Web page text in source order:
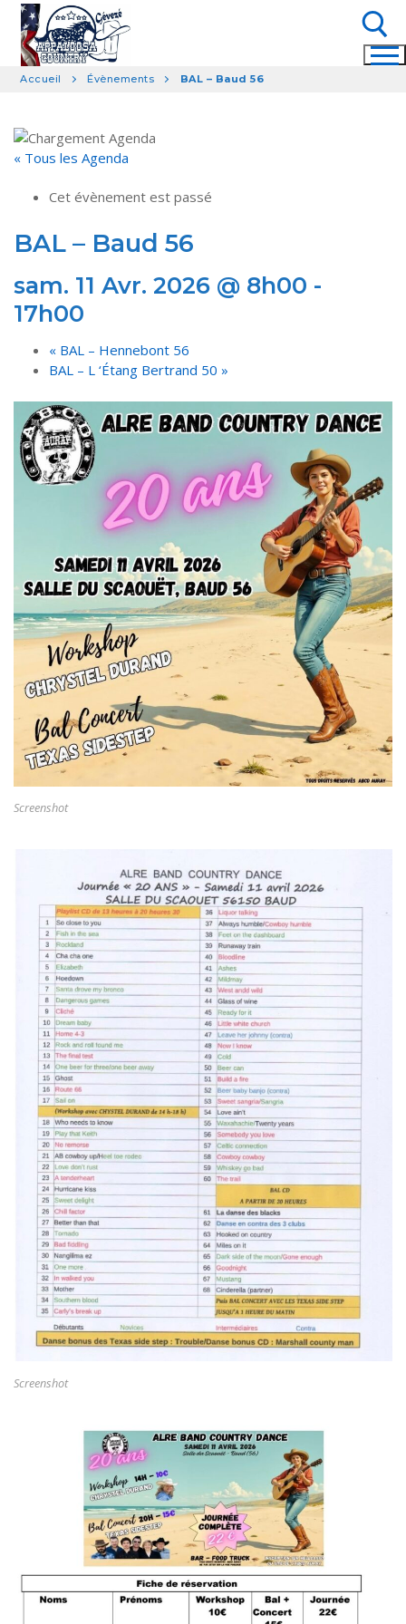
Aller
contenu
Accueil Évènements BAL – Baud 56
« Tous les Agenda
Cet évènement est passé
BAL – Baud 56
sam. 11 Avr. 2026 @ 8h00 -
17h00
« BAL – Hennebont 56
BAL – L ‘Étang Bertrand 50»
Screenshot
Screenshot